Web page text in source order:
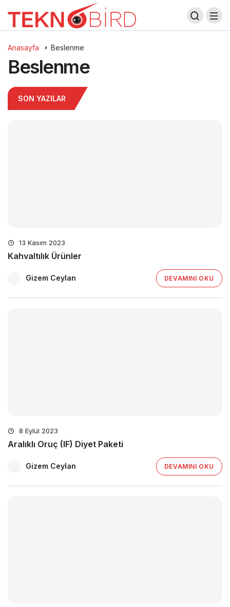
Anasayfa Beslenme
Beslenme
SON YAZILAR
13 Kasım 2023
Kahvaltılık Ürünler
Gizem Ceylan DEVAMINI OKU
8 Eylül 2023
Aralıklı Oruç (IF) Diyet Paketi
Gizem Ceylan DEVAMINI OKU